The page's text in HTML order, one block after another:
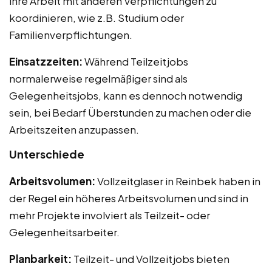
koordinieren, wie z.B. Studium oder
Familienverpflichtungen.
Einsatzzeiten:Während Teilzeitjobs
normalerweise regelmäßiger sind als
Gelegenheitsjobs, kann es dennoch notwendig
sein, bei Bedarf Überstunden zu machen oder die
Arbeitszeiten anzupassen.
Unterschiede
Arbeitsvolumen:Vollzeitglaser in Reinbek haben in
der Regel ein höheres Arbeitsvolumen und sind in
mehr Projekte involviert als Teilzeit- oder
Gelegenheitsarbeiter.
Planbarkeit: Teilzeit- und Vollzeitjobs bieten